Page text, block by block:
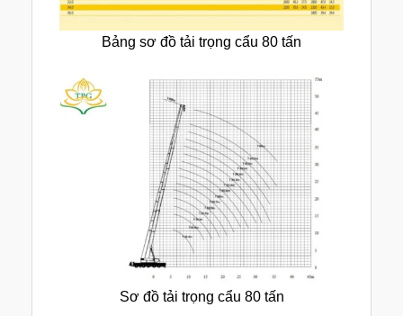
Bảng sơ đồ tải trọng cẩu 80 tấn
Sơ đồ tải trọng cẩu 80 tấn